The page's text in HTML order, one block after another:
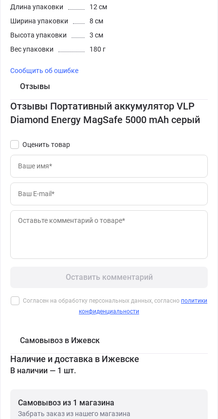
Длина упаковки
12 см
Ширина упаковки
8 см
Высота упаковки
3 см
Вес упаковки
180 г
Сообщить об ошибке
Отзывы
Отзывы Портативный аккумулятор VLP
Diamond Energy MagSafe 5000 mAh серый
Оценить товар
Оставить комментарий
Согласен на обработку персональных данных, согласно политики
конфиденциальности
Самовывоз в Ижевск
Наличие и доставка в Ижевске
В наличии — 1 шт.
Самовывоз из 1 магазина
Забрать заказ из нашего магазина